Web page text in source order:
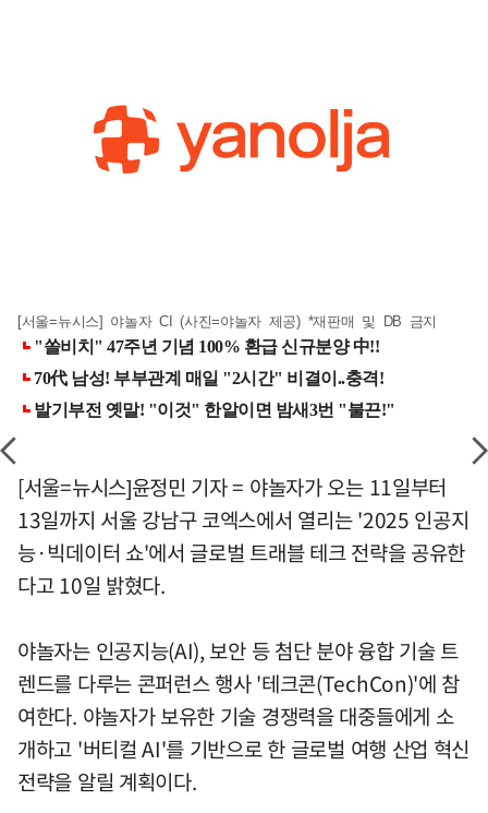
[서울=뉴시스] 야놀자 CI (사진=야놀자 제공) *재판매 및 DB 금지
[서울=뉴시스]윤정민 기자 = 야놀자가 오는 11일부터
13일까지 서울 강남구 코엑스에서 열리는 '2025 인공지
능·빅데이터 쇼'에서 글로벌 트래블 테크 전략을 공유한
다고 10일 밝혔다.
야놀자는 인공지능(AI), 보안 등 첨단 분야 융합 기술 트
렌드를 다루는 콘퍼런스 행사 '테크콘(TechCon)'에 참
여한다. 야놀자가 보유한 기술 경쟁력을 대중들에게 소
개하고 '버티컬 AI'를 기반으로 한 글로벌 여행 산업 혁신
전략을 알릴 계획이다.